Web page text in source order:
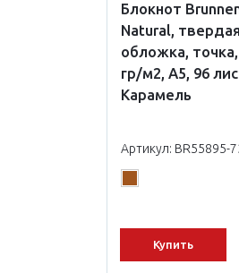
Блокнот
Natural, твердая
обложка,
гр/м2, А5, 96
Карамель
Артикул: BR55895-
Купить